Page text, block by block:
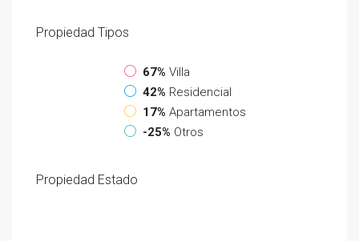
Propiedad Tipos
67% Villa
42% Residencial
17% Apartamentos
-25% Otros
Propiedad Estado